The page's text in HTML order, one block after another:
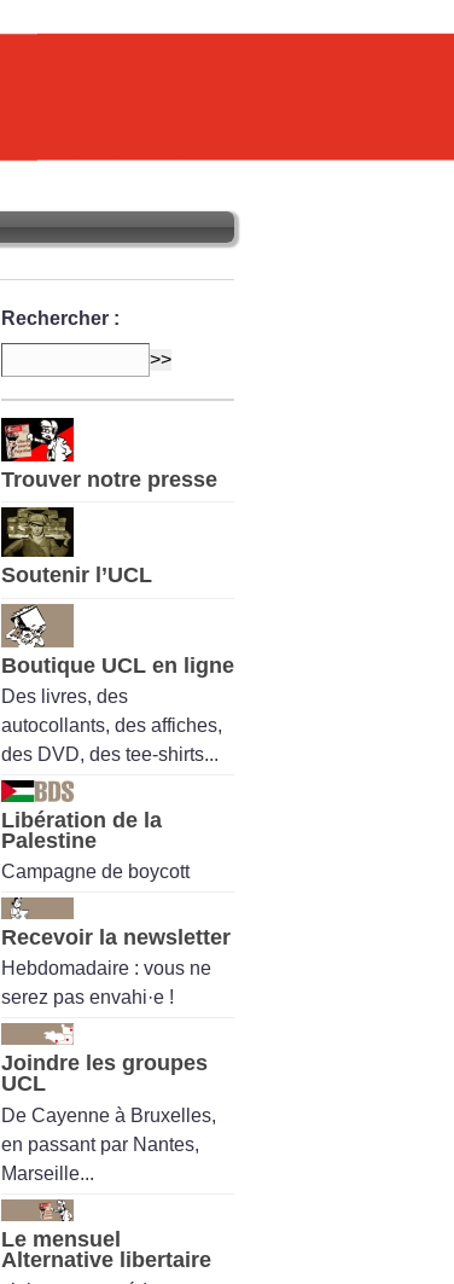
Rechercher :
Trouver notre presse
Soutenir l’UCL
Boutique UCL en ligne
Des livres, des
autocollants, des affiches,
des DVD, des tee-shirts...
Libération de la
Palestine
Campagne de boycott
Recevoir la newsletter
Hebdomadaire : vous ne
serez pas envahi·e !
Joindre les groupes
UCL
De Cayenne à Bruxelles,
en passant par Nantes,
Marseille...
Le mensuel
Alternative libertaire